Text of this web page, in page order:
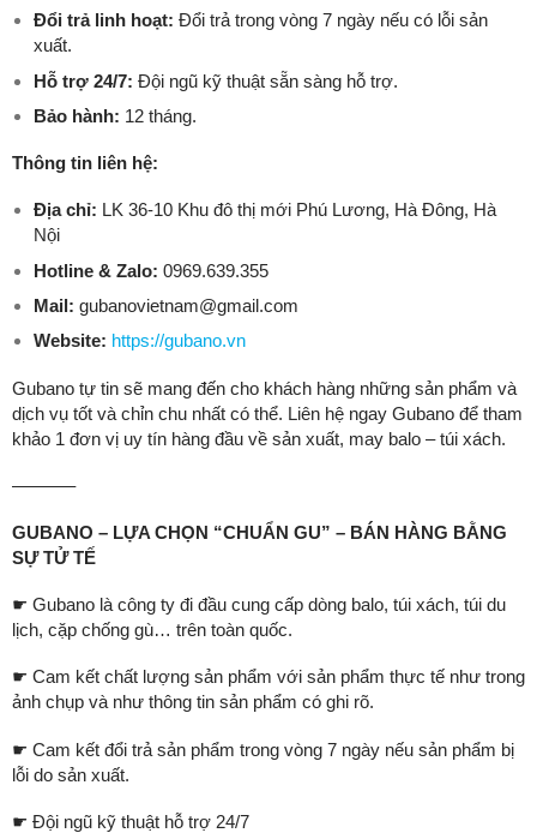
Đổi trả linh hoạt: Đổi trả trong vòng 7 ngày nếu có lỗi sản
xuất.
Hỗ trợ 24/7: Đội ngũ kỹ thuật sẵn sàng hỗ trợ.
Bảo hành: 12 tháng.
Thông tin liên hệ:
Địa chỉ: LK 36-10 Khu đô thị mới Phú Lương, Hà Đông, Hà
Nội
Hotline & Zalo: 0969.639.355
Mail: gubanovietnam@gmail.com
Website: https://gubano.vn
Gubano tự tin sẽ mang đến cho khách hàng những sản phẩm và
dịch vụ tốt và chỉn chu nhất có thể. Liên hệ ngay Gubano để tham
khảo 1 đơn vị uy tín hàng đầu về sản xuất, may balo – túi xách.
———–
GUBANO – LỰA CHỌN “CHUẨN GU” – BÁN HÀNG BẰNG
SỰ TỬ TẾ
☛ Gubano là công ty đi đầu cung cấp dòng balo, túi xách, túi du
lịch, cặp chống gù… trên toàn quốc.
☛ Cam kết chất lượng sản phẩm với sản phẩm thực tế như trong
ảnh chụp và như thông tin sản phẩm có ghi rõ.
☛ Cam kết đổi trả sản phẩm trong vòng 7 ngày nếu sản phẩm bị
lỗi do sản xuất.
☛ Đội ngũ kỹ thuật hỗ trợ 24/7